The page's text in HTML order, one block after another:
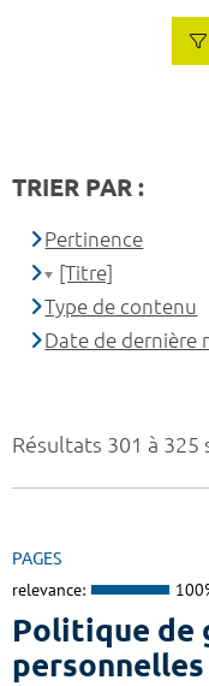
Résultats 301 à 325
PAGES
relevance:
Politique de
personnelles
TRIER PAR :
Pertinence
[Titre]
Type de contenu
Date de dernière